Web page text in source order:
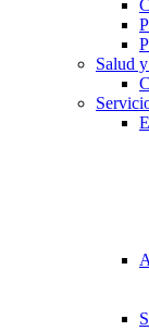
Salud